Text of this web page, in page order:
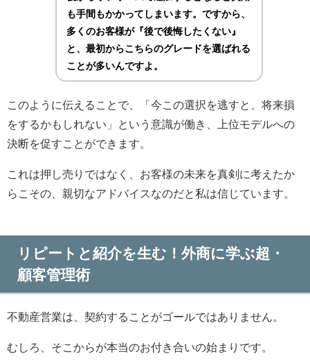
も手間もかかってしまいます。ですから、
多くのお客様が『後で後悔したくない』
と、最初からこちらのグレードを選ばれる
ことが多いんですよ。
このように伝えることで、「今この選択を逃すと、将来損
をするかもしれない」という意識が働き、上位モデルへの
決断を促すことができます。
これは押し売りではなく、お客様の未来を真剣に考えたか
らこその、親切なアドバイスなのだと私は信じています。
リピートと紹介を生む！外商に学ぶ超・
顧客管理術
不動産営業は、契約することがゴールではありません。
むしろ、そこからが本当のお付き合いの始まりです。